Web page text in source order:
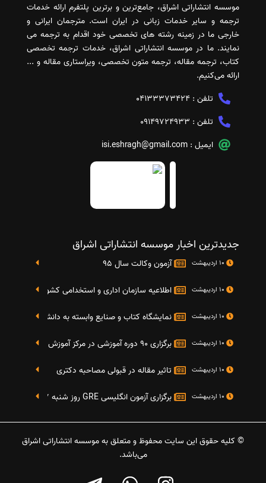
موسسه انتشاراتی اشراق، جامع‌ترین و برترین پلتفرم ارائه خدمات
ترجمه و سایر خدمات زبانی در ایران است. مترجمان ایرانی و
خارجی ما در زمینه رشته های تخصصی خود اقدام به ترجمه می
نمایند. ما در موسسه انتشاراتی اشراق، خدمات ترجمه تخصصی
کتاب، ترجمه مقاله، ترجمه متون تخصصی، ویراستاری مقاله و ...
ارائه می‌کنیم.
تلفن : 04133373424
تلفن : 09149724933
ایمیل : isi.eshragh@gmail.com
جدیدترین اخبار موسسه انتشاراتی اشراق
آزمون وکالت سال 95
اطلاعیه سازمان اداری و استخدامی کشور در خصوص
نمایشگاه کتاب و صنایع وابسته به دانشگاه صنعتی شریف 4 الی 8 مهر
برگزاری 90 دوره آموزشی در مرکز آموزش فرهنگی دانشگاه علامه
تاثیر مقاله در قبولی مصاحبه دکتری
برگزاری آزمون انگلیسی GRE روز شنبه 27 شهریور(مقارن با 17 سپتامبر 2016)
© کلیه حقوق این سایت محفوظ و متعلق به موسسه انتشاراتی اشراق
می‌باشد.